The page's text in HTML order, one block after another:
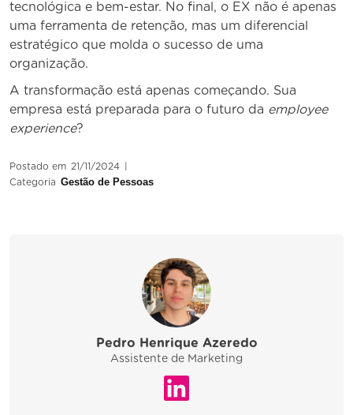
tecnológica e bem-estar. No final, o EX não é apenas
uma ferramenta de retenção, mas um diferencial
estratégico que molda o sucesso de uma
organização.
A transformação está apenas começando. Sua
empresa está preparada para o futuro da employee
experience?
Postado em 21/11/2024
Categoria Gestão de Pessoas
Pedro Henrique Azeredo
Assistente de Marketing